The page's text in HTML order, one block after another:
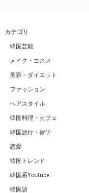
カテゴリ
韓国芸能
メイク・コスメ
美容・ダイエット
ファッション
ヘアスタイル
韓国料理・カフェ
韓国旅行・留学
恋愛
韓国トレンド
韓国系Youtube
韓国語